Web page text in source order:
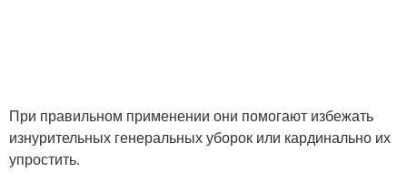
При правильном применении они помогают избежать
изнурительных генеральных уборок или кардинально их
упростить.